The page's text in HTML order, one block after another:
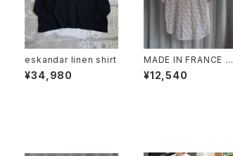
eskandar linen shirt
¥34,980
MADE IN FRANCE N
AF NAF FLORAL PRI
NT SHIRT
¥12,540